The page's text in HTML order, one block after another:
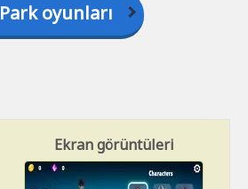
Park oyunları
Ekran görüntüleri